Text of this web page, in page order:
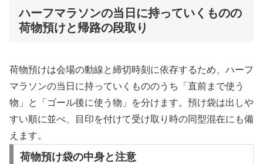
ハーフマラソンの当日に持っていくものの
荷物預けと帰路の段取り
荷物預けは会場の動線と締切時刻に依存するため、ハーフ
マラソンの当日に持っていくもののうち「直前まで使う
物」と「ゴール後に使う物」を分けます。預け袋は出しや
すい順に並べ、目印を付けて受け取り時の同型混在にも備
えます。
荷物預け袋の中身と注意